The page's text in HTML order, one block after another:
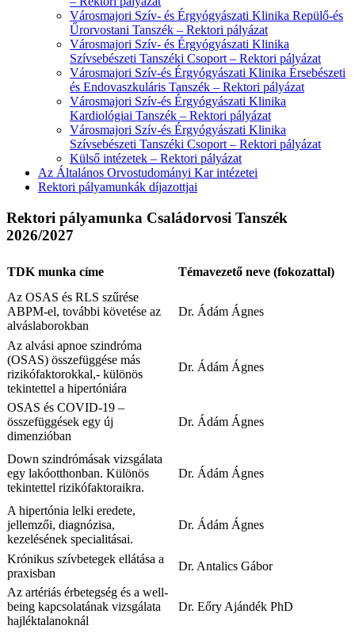
Városmajori Szív- és Érgyógyászati Klinika Repülő-és
Űrorvostani Tanszék – Rektori pályázat
Városmajori Szív- és Érgyógyászati Klinika
Szívsebészeti Tanszéki Csoport – Rektori pályázat
Városmajori Szív-és Érgyógyászati Klinika Érsebészeti
és Endovaszkuláris Tanszék – Rektori pályázat
Városmajori Szív-és Érgyógyászati Klinika
Kardiológiai Tanszék – Rektori pályázat
Városmajori Szív-és Érgyógyászati Klinika
Szívsebészeti Tanszéki Csoport – Rektori pályázat
Külső intézetek – Rektori pályázat
Az Általános Orvostudományi Kar intézetei
Rektori pályamunkák díjazottjai
Rektori pályamunka Családorvosi Tanszék
2026/2027
TDK munka címe
Témavezető neve (fokozattal)
Az OSAS és RLS szűrése
ABPM-el, további követése az
alváslaborokban
Dr. Ádám Ágnes
Az alvási apnoe szindróma
(OSAS) összefüggése más
rizikófaktorokkal,- különös
tekintettel a hipertóniára
Dr. Ádám Ágnes
OSAS és COVID-19 –
összefüggések egy új
dimenzióban
Dr. Ádám Ágnes
Down szindrómásak vizsgálata
egy lakóotthonban. Különös
tekintettel rizikófaktoraikra.
Dr. Ádám Ágnes
A hipertónia lelki eredete,
jellemzői, diagnózisa,
kezelésének specialitásai.
Dr. Ádám Ágnes
Krónikus szívbetegek ellátása a
praxisban
Dr. Antalics Gábor
Az artériás érbetegség és a well-
being kapcsolatának vizsgálata
hajléktalanoknál
Dr. Eőry Ajándék PhD